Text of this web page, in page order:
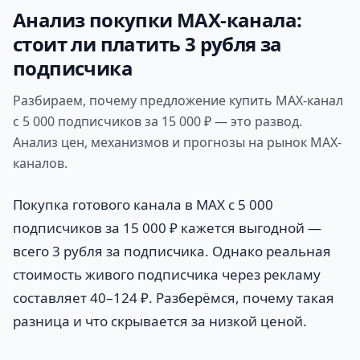
Анализ покупки MAX-канала:
стоит ли платить 3 рубля за
подписчика
Разбираем, почему предложение купить MAX-канал
с 5 000 подписчиков за 15 000 ₽ — это развод.
Анализ цен, механизмов и прогнозы на рынок MAX-
каналов.
Покупка готового канала в MAX с 5 000
подписчиков за 15 000 ₽ кажется выгодной —
всего 3 рубля за подписчика. Однако реальная
стоимость живого подписчика через рекламу
составляет 40–124 ₽. Разберёмся, почему такая
разница и что скрывается за низкой ценой.